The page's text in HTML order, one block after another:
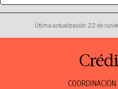
Última actualización 22 de
COORDINACIÓN